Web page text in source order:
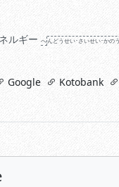
ルギー へんどうせい･さいせい･かの
Google Kotobank